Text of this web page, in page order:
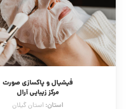
فیشیال و پاکسازی صورت
مرکز زیبایی آرال
استان:استان گیلان